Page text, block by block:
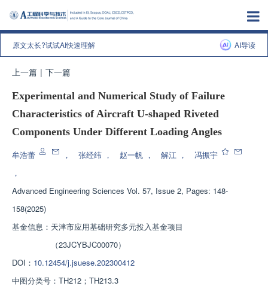
原文太长?试试AI快速理解 AI导读
上一篇 | 下一篇
Experimental and Numerical Study of Failure
Characteristics of Aircraft U-shaped Riveted
Components Under Different Loading Angles
牟浩蕾 ， 张经纬 ， 赵一帆 ， 解江 ，
冯振宇
，
Advanced Engineering Sciences Vol. 57, Issue 2, Pages: 148-
158(2025)
基金信息： 天津市应用基础研究多元投入基金项目
（23JCYBJC00070）
DOI： 10.12454/j.jsuese.202300412
中图分类号： TH212；TH213.3